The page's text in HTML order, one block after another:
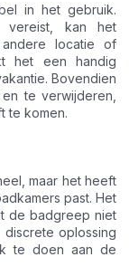
in het gebruik.
vereist, kan het
locatie of
het een handig
Bovendien
te verwijderen,
te komen.
maar het heeft
past. Het
de badgreep niet
discrete oplossing
te doen aan de